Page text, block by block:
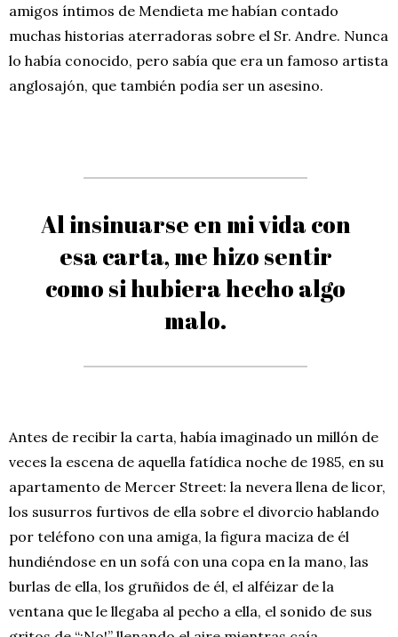
amigos íntimos de Mendieta me habían contado
muchas historias aterradoras sobre el Sr. Andre. Nunca
lo había conocido, pero sabía que era un famoso artista
anglosajón, que también podía ser un asesino.
Al insinuarse en mi vida con
esa carta, me hizo sentir
como si hubiera hecho algo
malo.
Antes de recibir la carta, había imaginado un millón de
veces la escena de aquella fatídica noche de 1985, en su
apartamento de Mercer Street: la nevera llena de licor,
los susurros furtivos de ella sobre el divorcio hablando
por teléfono con una amiga, la figura maciza de él
hundiéndose en un sofá con una copa en la mano, las
burlas de ella, los gruñidos de él, el alféizar de la
ventana que le llegaba al pecho a ella, el sonido de sus